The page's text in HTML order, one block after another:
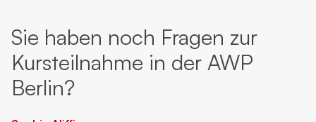
Sie haben noch Fragen zur
Kursteilnahme in der AWP
Berlin?